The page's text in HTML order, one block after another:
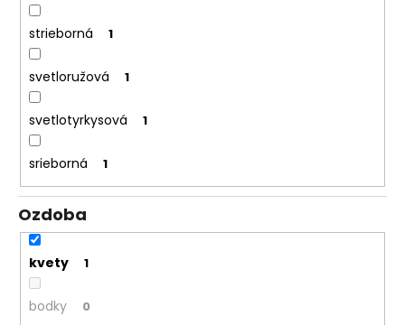
strieborná 1
svetloružová 1
svetlotyrkysová 1
srieborná 1
Ozdoba
kvety 1
bodky 0